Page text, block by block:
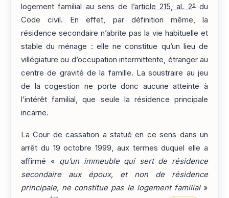
logement familial au sens de l’article 215, al. 2edu
Code civil. En effet, par définition même, la
résidence secondaire n’abrite pas la vie habituelle et
stable du ménage : elle ne constitue qu’un lieu de
villégiature ou d’occupation intermittente, étranger au
centre de gravité de la famille. La soustraire au jeu
de la cogestion ne porte donc aucune atteinte à
l’intérêt familial, que seule la résidence principale
incarne.
La Cour de cassation a statué en ce sens dans un
arrêt du 19 octobre 1999, aux termes duquel elle a
affirmé « qu’un immeuble qui sert de résidence
secondaire aux époux, et non de résidence
principale, ne constitue pas le logement familial»